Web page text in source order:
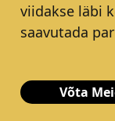
viidakse läbi
saavutada
Võta